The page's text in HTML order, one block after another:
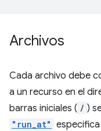
Archivos
Cada archivo debe
a un recurso en el
barras iniciales ( / )
"run_at"